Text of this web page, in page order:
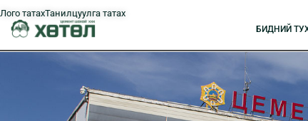
Лого татахТанилцуулга татах
БИДНИЙ